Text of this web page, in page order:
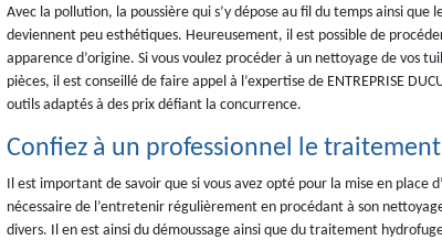
Avec la pollution, la poussière qui s’y dépose au fil du temps ainsi
deviennent peu esthétiques. Heureusement, il est possible de
apparence d’origine. Si vous voulez procéder à un nettoyage de vos
pièces, il est conseillé de faire appel à l’expertise de ENTREPRISE
outils adaptés à des prix défiant la concurrence.
Confiez à un professionnel le
Il est important de savoir que si vous avez opté pour la mise en place
nécessaire de l’entretenir régulièrement en procédant à son
divers. Il en est ainsi du démoussage ainsi que du traitement